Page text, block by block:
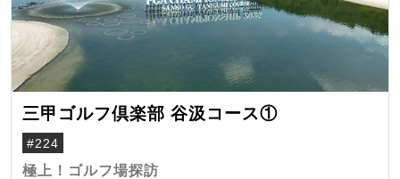
三甲ゴルフ倶楽部 谷汲コース①
#224
極上！ゴルフ場探訪